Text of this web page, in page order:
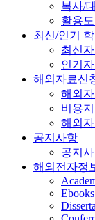
복사/
활용
최신/인기
최신
인기
해외자료신
해외
비용
해외
공지사항
공지
해외전자정
Ebooks